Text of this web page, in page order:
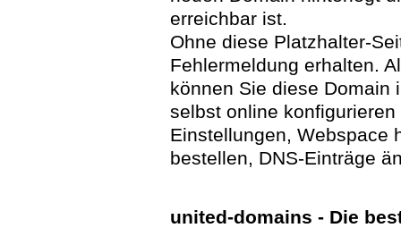
erreichbar ist.
Ohne diese Platzhalter-
Fehlermeldung erhalten.
können Sie diese Domain
selbst online
Einstellungen, Webspace
bestellen, DNS-Einträge
united-domains - Die